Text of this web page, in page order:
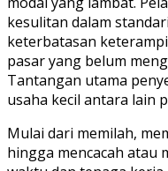
kesulitan dalam
keterbatasan
pasar yang belum
Tantangan utama
usaha kecil antara lain
Mulai dari memilah,
hingga mencacah atau